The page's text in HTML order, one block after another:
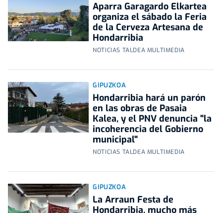
Aparra Garagardo Elkartea
organiza el sábado la Feria
de la Cerveza Artesana de
Hondarribia
NOTICIAS TALDEA MULTIMEDIA
GIPUZKOA
Hondarribia hará un parón
en las obras de Pasaia
Kalea, y el PNV denuncia "la
incoherencia del Gobierno
municipal"
NOTICIAS TALDEA MULTIMEDIA
GIPUZKOA
La Arraun Festa de
Hondarribia, mucho más